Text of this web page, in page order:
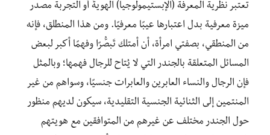
تعتبر نظرية المعرفة (الإبستيمولوجيا) الهويةَ أو التجربة مصدر
ميزة معرفية بدل اعتبارها عيبًا معرفيًا. ومن هذا المنطلق، فإنه
من المنطقي، بصفتي امرأة، أن أمتلك تَبصُّرًا وفهمًا أكبر لبعض
المسائل المتعلقة بالجندر التي لا يُتاح للرجال فهمها؛ وبالمثل
فإن الرجال والنساء العابرين والعابرات جنسيًا، وسواهم من غير
المنتمين إلى الثنائية الجنسية التقليدية، سيكون لديهم منظور
حول الجندر مختلف عن غيرهم من المتوافقين مع هويتهم